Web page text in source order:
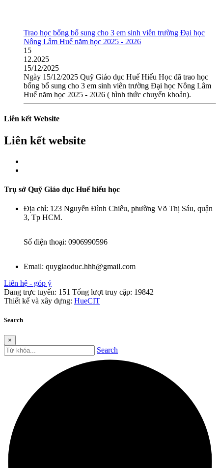
Trao học bổng bổ sung cho 3 em sinh viên trường Đại học
Nông Lâm Huế năm học 2025 - 2026
15
12.2025
15/12/2025
Ngày 15/12/2025 Quỹ Giáo dục Huế Hiếu Học đã trao học
bổng bổ sung cho 3 em sinh viên trường Đại học Nông Lâm
Huế năm học 2025 - 2026 ( hình thức chuyển khoản).
Liên kết Website
Liên kết website
Trụ sở Quỹ Giáo dục Huế hiếu học
Địa chỉ: 123 Nguyễn Đình Chiểu, phường Võ Thị Sáu, quận
3, Tp HCM.
Số điện thoại: 0906990596
Email: quygiaoduc.hhh@gmail.com
Liên hệ - góp ý
Đang trực tuyến: 151 Tổng lượt truy cập: 19842
Thiết kế và xây dựng: HueCIT
Search
×
Search